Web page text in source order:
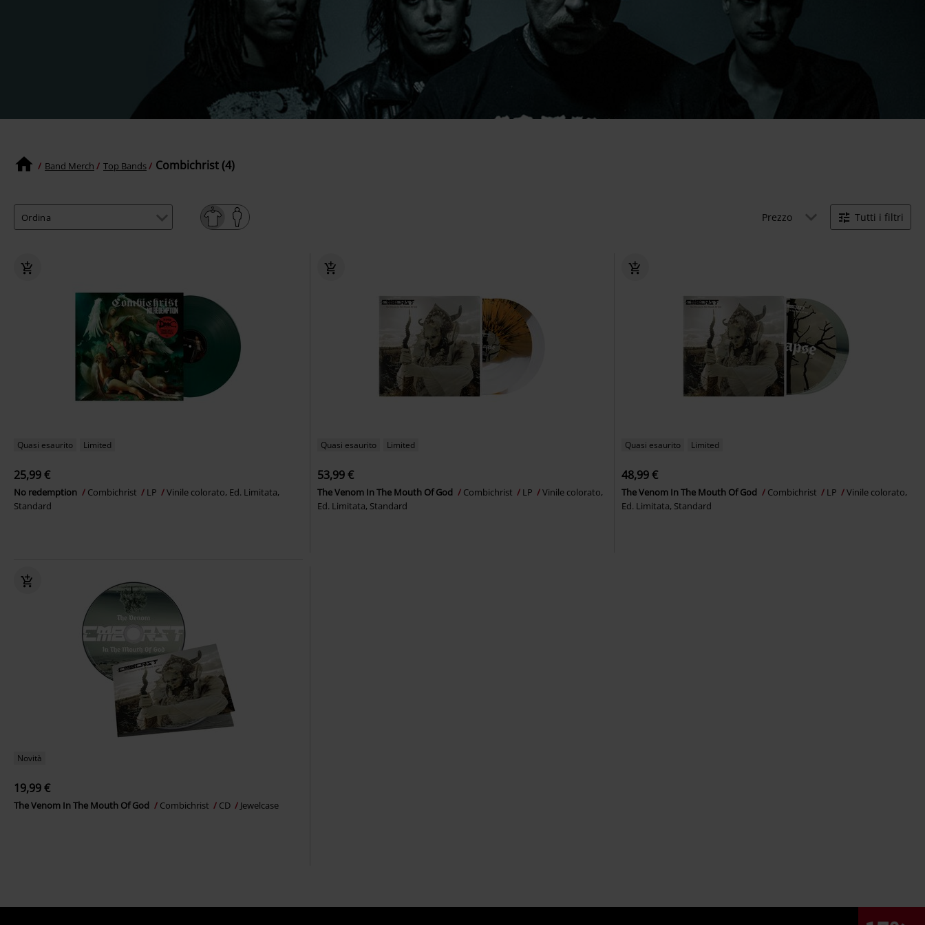
Band Merch Top Bands Combichrist (4)
Prezzo Tutti i filtri
Quasi esaurito Limited
25,99 €
No redemption Combichrist LP
Vinile colorato, Ed. Limitata,
Standard
Quasi esaurito Limited
53,99 €
The Venom In The Mouth Of God Combichrist LP
Vinile colorato,
Ed. Limitata, Standard
Quasi esaurito Limited
48,99 €
The Venom In The Mouth Of God Combichrist LP
Vinile colorato,
Ed. Limitata, Standard
Novità
19,99 €
The Venom In The Mouth Of God Combichrist CD Jewelcase